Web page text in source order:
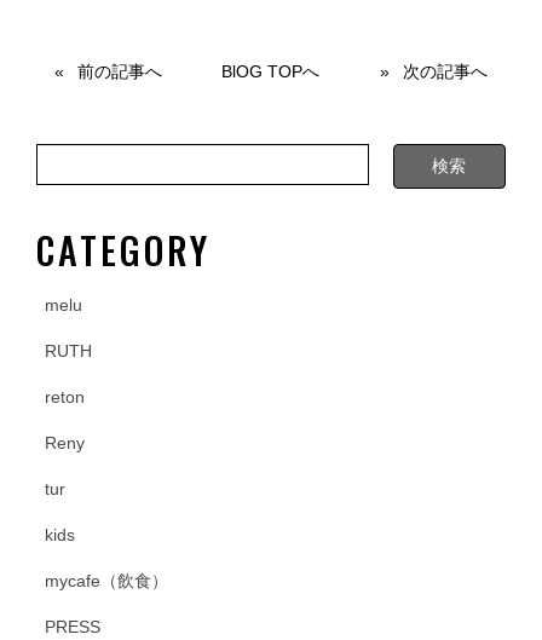
e
o
o
k
er
前の記事へ BlOG TOPへ 次の記事へ
CATEGORY
melu
RUTH
reton
Reny
tur
kids
mycafe（飲食）
PRESS